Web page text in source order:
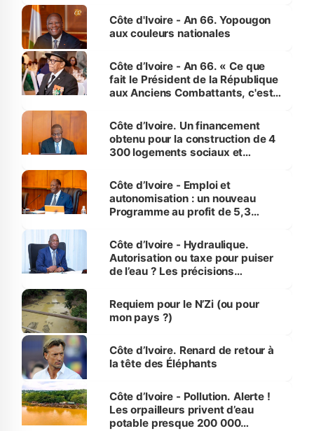
l'Etat de droit pour préserver les
vies humaines »
Côte d'Ivoire - An 66. Yopougon
aux couleurs nationales
Côte d’Ivoire - An 66. « Ce que
fait le Président de la République
aux Anciens Combattants, c'est
Côte d’Ivoire. Un financement
obtenu pour la construction de 4
300 logements sociaux et
et Yamoussoukro
Côte d’Ivoire - Emploi et
autonomisation : un nouveau
Programme au profit de 5,3
Côte d’Ivoire - Hydraulique.
Autorisation ou taxe pour puiser
de l’eau ? Les précisions
Requiem pour le N’Zi (ou pour
mon pays ?)
Côte d’Ivoire. Renard de retour à
la tête des Éléphants
Côte d’Ivoire - Pollution. Alerte !
Les orpailleurs privent d’eau
potable presque 200 000